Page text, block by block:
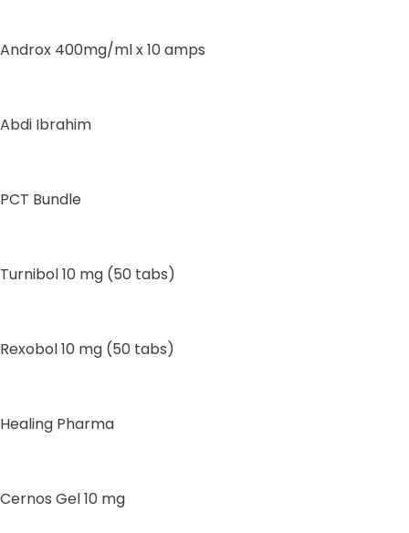
Androx 400mg/ml x 10 amps
Abdi Ibrahim
PCT Bundle
Turnibol 10 mg (50 tabs)
Rexobol 10 mg (50 tabs)
Healing Pharma
Cernos Gel 10 mg